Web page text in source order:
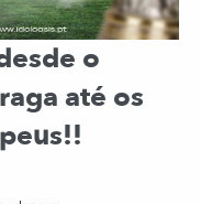
o
até os